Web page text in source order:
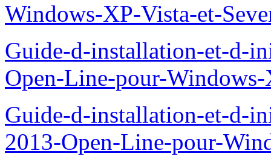
Windows-XP-Vista-et-
Guide-d-installation-et-d-
Open-Line-pour-
Guide-d-installation-et-d-
2013-Open-Line-pour-